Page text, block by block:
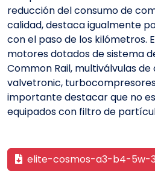
reducción del consumo de
calidad, destaca igualmente
con el paso de los kilómetros.
motores dotados de sistema
Common Rail, multiválvulas
valvetronic,
importante destacar que no
equipados con filtro de
elite-cosmos-a3-b4-5w-